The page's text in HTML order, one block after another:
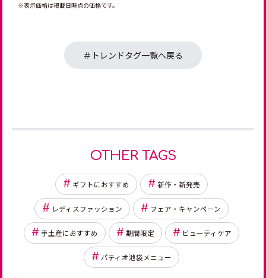
※表示価格は掲載日時点の価格です。
＃トレンドタグ一覧へ戻る
OTHER TAGS
ギフトにおすすめ 新作・新発売
レディスファッション フェア・キャンペーン
手土産におすすめ 期間限定 ビューティケア
パティオ池袋メニュー